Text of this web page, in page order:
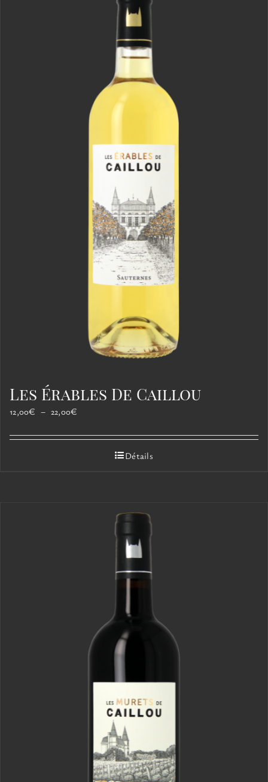
Les Érables De Caillou
12,00€ – 22,00€
prix :
Détails